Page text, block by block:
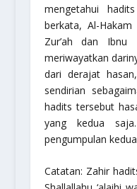
mengetahui
berkata, Al-
Zur’ah dan Ibnu
meriwayatkan
dari derajat
sendirian
hadits tersebut
yang kedua
pengumpulan
Catatan: Zahir